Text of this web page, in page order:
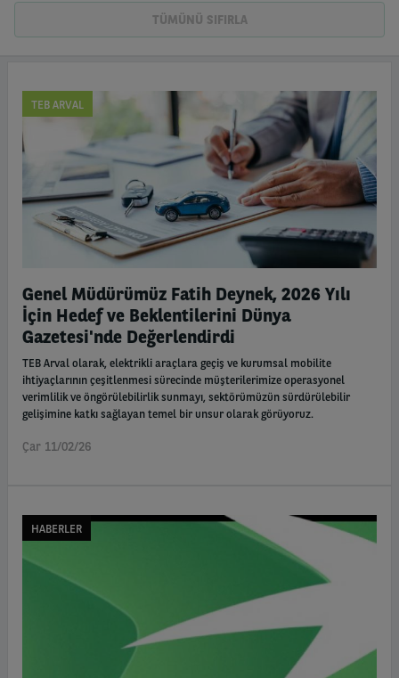
TÜMÜNÜ SIFIRLA
TEB ARVAL
Genel Müdürümüz Fatih Deynek, 2026 Yılı
İçin Hedef ve Beklentilerini Dünya
Gazetesi'nde Değerlendirdi
TEB Arval olarak, elektrikli araçlara geçiş ve kurumsal mobilite
ihtiyaçlarının çeşitlenmesi sürecinde müşterilerimize operasyonel
verimlilik ve öngörülebilirlik sunmayı, sektörümüzün sürdürülebilir
gelişimine katkı sağlayan temel bir unsur olarak görüyoruz.
Çar 11/02/26
HABERLER